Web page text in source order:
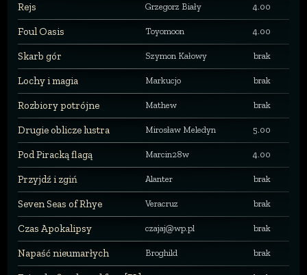
Rejs Grzegorz Biały 4.00
Foul Oasis Toyomoon 4.00
Skarb gór Szymon Kałowy brak
Lochy i magia Markucjo brak
Rozbiory potrójne Mathew brak
Drugie oblicze lustra Mirosław Meledyn 5.00
Pod Piracką flagą Marcin28w 4.00
Przyjdź i zgiń Alanter brak
Seven Seas of Rhye Veracruz brak
Czas Apokalipsy czajaj@wp.pl brak
Napaść nieumarłych Broghild brak